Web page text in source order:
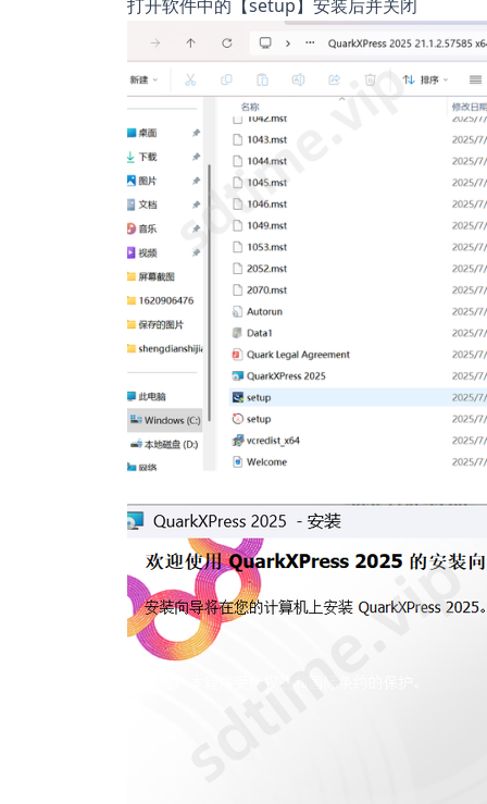
打开软件中的【setup】安装后并关闭